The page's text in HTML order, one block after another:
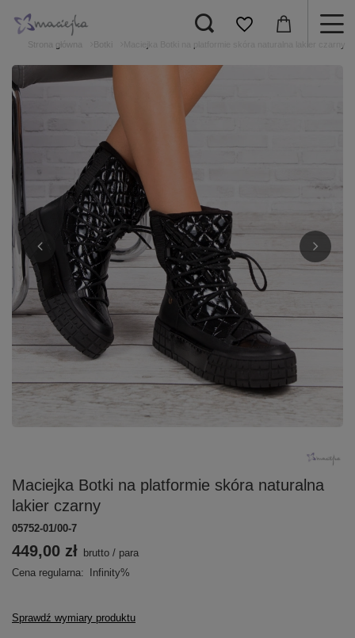
Strona główna Botki
Maciejka Botki na platformie skóra naturalna
lakier czarny
05752-01/00-7
449,00 zł brutto / para
Cena regularna:
Infinity%
Sprawdź wymiary produktu